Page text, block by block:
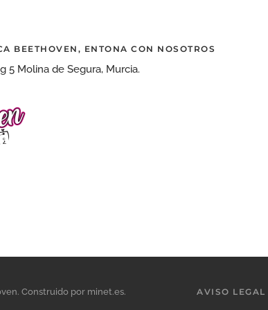
BEETHOVEN, ENTONA CON NOSOTROS
5 Molina de Segura, Murcia.
Construido por minet.es. AVISO LEGAL